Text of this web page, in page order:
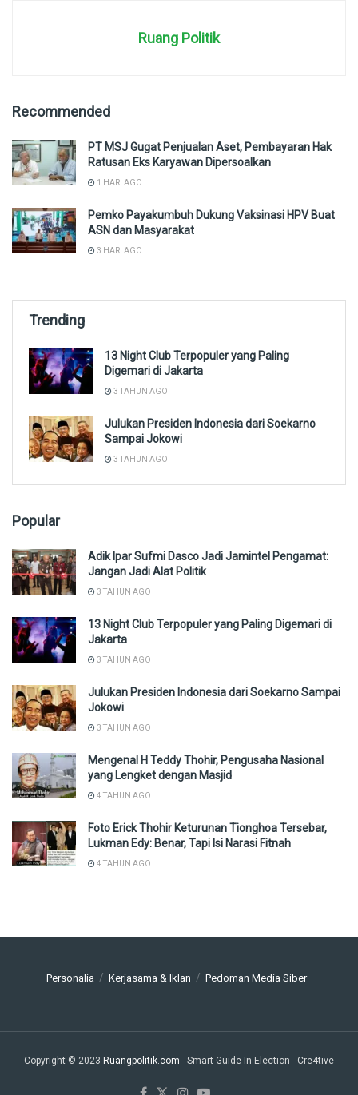
Ruang Politik
Recommended
PT MSJ Gugat Penjualan Aset, Pembayaran Hak
Ratusan Eks Karyawan Dipersoalkan
1 HARI AGO
Pemko Payakumbuh Dukung Vaksinasi HPV Buat
ASN dan Masyarakat
3 HARI AGO
Trending
13 Night Club Terpopuler yang Paling
Digemari di Jakarta
3 TAHUN AGO
Julukan Presiden Indonesia dari Soekarno
Sampai Jokowi
3 TAHUN AGO
Popular
Adik Ipar Sufmi Dasco Jadi Jamintel Pengamat:
Jangan Jadi Alat Politik
3 TAHUN AGO
13 Night Club Terpopuler yang Paling Digemari di
Jakarta
3 TAHUN AGO
Julukan Presiden Indonesia dari Soekarno Sampai
Jokowi
3 TAHUN AGO
Mengenal H Teddy Thohir, Pengusaha Nasional
yang Lengket dengan Masjid
4 TAHUN AGO
Foto Erick Thohir Keturunan Tionghoa Tersebar,
Lukman Edy: Benar, Tapi Isi Narasi Fitnah
4 TAHUN AGO
Personalia Kerjasama & Iklan Pedoman Media Siber
Copyright © 2023 Ruangpolitik.com - Smart Guide In Election - Cre4tive